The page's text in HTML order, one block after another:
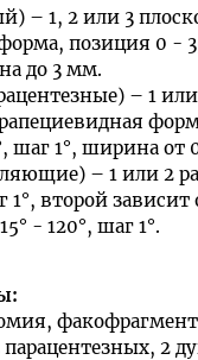
– 1, 2 или 3
позиция 0 -
до 3 мм.
– 1 или
шаг 1°, ширина
– 1 или 2
второй зависит
- 120°, шаг 1°.
2